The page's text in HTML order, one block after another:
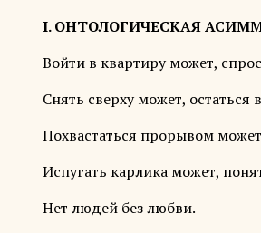
I. ОНТОЛОГИЧЕСКАЯ
Войти в квартиру может,
Снять сверху может, остаться
Похвастаться прорывом
Испугать карлика может,
Нет людей без любви.